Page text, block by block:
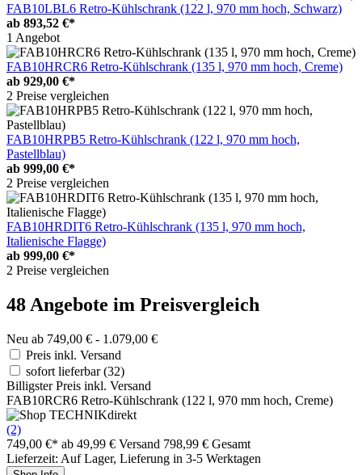
FAB10LBL6 Retro-Kühlschrank (122 l, 970 mm hoch, Schwarz)
ab 893,52 €*
1 Angebot
FAB10HRCR6 Retro-Kühlschrank (135 l, 970 mm hoch, Creme)
ab 929,00 €*
2 Preise vergleichen
FAB10HRPB5 Retro-Kühlschrank (122 l, 970 mm hoch,
Pastellblau)
ab 999,00 €*
2 Preise vergleichen
FAB10HRDIT6 Retro-Kühlschrank (135 l, 970 mm hoch,
Italienische Flagge)
ab 999,00 €*
2 Preise vergleichen
48 Angebote im Preisvergleich
Neu ab 749,00 € - 1.079,00 €
Preis inkl. Versand
sofort lieferbar(32)
Billigster Preis inkl. Versand
FAB10RCR6 Retro-Kühlschrank (122 l, 970 mm hoch, Creme)
(2)
749,00 €* ab 49,99 € Versand 798,99 € Gesamt
Lieferzeit: Auf Lager, Lieferung in 3-5 Werktagen